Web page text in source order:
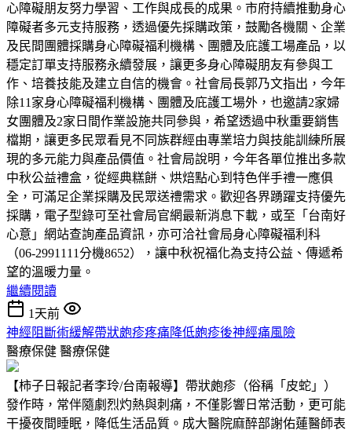
心障礙朋友努力學習、工作與成長的成果。市府持續推動身心
障礙者多元支持服務，透過優先採購政策，鼓勵各機關、企業
及民間團體採購身心障礙福利機構、團體及庇護工場產品，以
穩定訂單支持服務永續發展，讓更多身心障礙朋友有參與工
作、培養技能及建立自信的機會。社會局長郭乃文指出，今年
除11家身心障礙福利機構、團體及庇護工場外，也邀請2家婦
女團體及2家日間作業設施共同參與，希望透過中秋重要銷售
檔期，讓更多民眾看見不同族群經由專業培力與技能訓練所展
現的多元能力與產品價值。社會局說明，今年各單位推出多款
中秋公益禮盒，從經典糕餅、烘焙點心到特色伴手禮一應俱
全，可滿足企業採購及民眾送禮需求。歡迎各界踴躍支持優先
採購，電子型錄可至社會局官網最新消息下載，或至「台南好
心意」網站查詢產品資訊，亦可洽社會局身心障礙福利科
（06-2991111分機8652），讓中秋祝福化為支持公益、傳遞希
望的溫暖力量。
繼續閱讀
1天前
神經阻斷術緩解帶狀皰疹疼痛降低皰疹後神經痛風險
醫療保健 醫療保健
【柿子日報記者李玲/台南報導】帶狀皰疹（俗稱「皮蛇」）
發作時，常伴隨劇烈灼熱與刺痛，不僅影響日常活動，更可能
干擾夜間睡眠，降低生活品質。成大醫院麻醉部謝佑蓮醫師表